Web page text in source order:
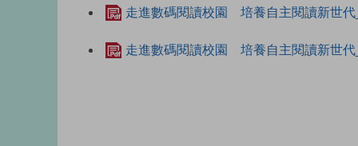
走進數碼閱讀校園 培養自主閱讀新世代
走進數碼閱讀校園 培養自主閱讀新世代